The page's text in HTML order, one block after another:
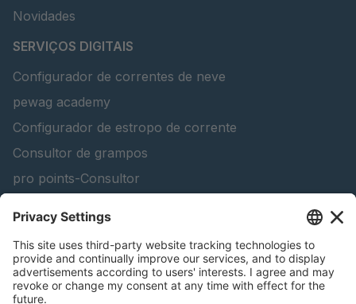
Novidades
SERVIÇOS DIGITAIS
Configurador de correntes de neve
pewag academy
Configurador de estropo de corrente
Consultor de grampos
pro points-Consultor
Lifting Beam Configurator
Encontra produtos florestais
Catálogos